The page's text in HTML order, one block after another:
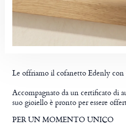
Le offriamo il cofanetto Edenly
Accompagnato da un certificato di
suo gioiello è pronto per essere
PER UN MOMENTO UNICO